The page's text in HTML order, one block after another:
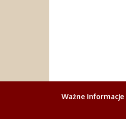
Ważne informacje